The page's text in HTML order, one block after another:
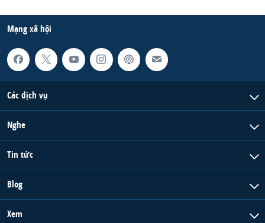
Mạng xã hội
Các dịch vụ
Nghe
Tin tức
Blog
Xem